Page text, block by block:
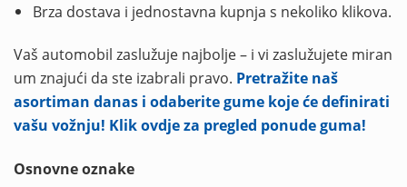
Brza dostava i jednostavna kupnja s nekoliko klikova.
Vaš automobil zaslužuje najbolje – i vi zaslužujete miran
um znajući da ste izabrali pravo. Pretražite naš
asortiman danas i odaberite gume koje će definirati
vašu vožnju! Klik ovdje za pregled ponude guma!
Osnovne oznake